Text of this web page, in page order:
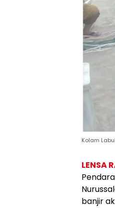
Kolam
LENSA
banjir